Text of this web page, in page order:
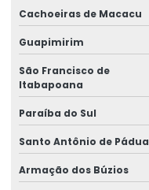
Importadora de
Importadora de peças
Inspeção De Pontes
Instalação de
Instalação De Pontes
Instalação de nr 12 em
Cachoeiras de Macacu
Guapimirim
São Francisco de
Itabapoana
Paraíba do Sul
Santo Antônio de Pádua
Armação dos Búzios